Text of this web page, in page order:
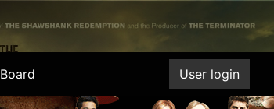
Board User login